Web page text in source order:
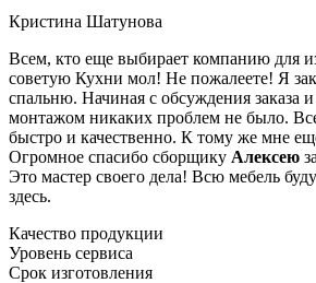
Кристина Шатунова
Всем, кто еще выбирает компанию для
советую Кухни мол! Не пожалеете! Я
спальню. Начиная с обсуждения заказа и
монтажом никаких проблем не было.
быстро и качественно. К тому же мне
Огромное спасибо сборщику Алексею
Это мастер своего дела! Всю мебель
здесь.
Качество продукции
Уровень сервиса
Срок изготовления